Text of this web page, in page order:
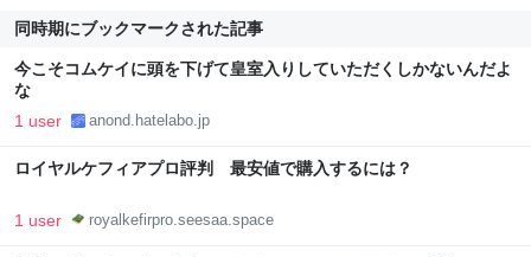
同時期にブックマークされた記事
今こそコムケイに頭を下げて皇室入りしていただくしかないんだよ
な
1 user anond.hatelabo.jp
ロイヤルケフィアプロ評判 最安値で購入するには？
1 user royalkefirpro.seesaa.space